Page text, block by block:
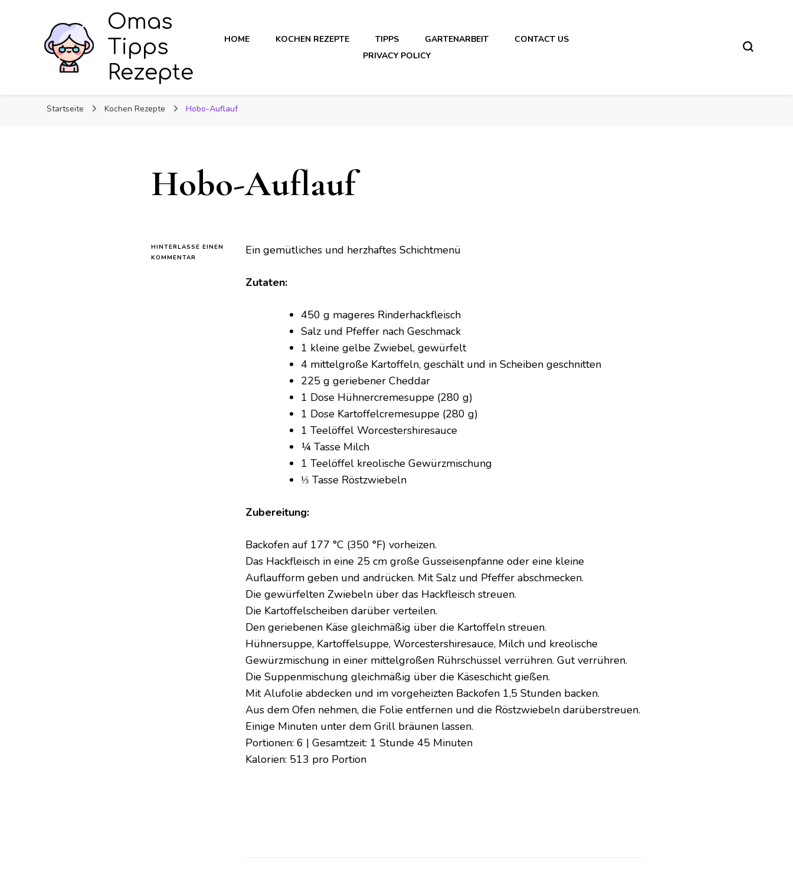
Omas
Tipps
Rezepte
HOME KOCHEN REZEPTE TIPPS GARTENARBEIT
CONTACT US
PRIVACY POLICY
Startseite Kochen Rezepte Hobo-Auflauf
Hobo-Auflauf
HINTERLASSE EINEN
KOMMENTAR
Ein gemütliches und herzhaftes Schichtmenü
Zutaten:
450 g mageres Rinderhackfleisch
Salz und Pfeffer nach Geschmack
1 kleine gelbe Zwiebel, gewürfelt
4 mittelgroße Kartoffeln, geschält und in Scheiben geschnitten
225 g geriebener Cheddar
1 Dose Hühnercremesuppe (280 g)
1 Dose Kartoffelcremesuppe (280 g)
1 Teelöffel Worcestershiresauce
¼ Tasse Milch
1 Teelöffel kreolische Gewürzmischung
⅓ Tasse Röstzwiebeln
Zubereitung:
Backofen auf 177 °C (350 °F) vorheizen.
Das Hackfleisch in eine 25 cm große Gusseisenpfanne oder eine kleine
Auflaufform geben und andrücken. Mit Salz und Pfeffer abschmecken.
Die gewürfelten Zwiebeln über das Hackfleisch streuen.
Die Kartoffelscheiben darüber verteilen.
Den geriebenen Käse gleichmäßig über die Kartoffeln streuen.
Hühnersuppe, Kartoffelsuppe, Worcestershiresauce, Milch und kreolische
Gewürzmischung in einer mittelgroßen Rührschüssel verrühren. Gut verrühren.
Die Suppenmischung gleichmäßig über die Käseschicht gießen.
Mit Alufolie abdecken und im vorgeheizten Backofen 1,5 Stunden backen.
Aus dem Ofen nehmen, die Folie entfernen und die Röstzwiebeln darüberstreuen.
Einige Minuten unter dem Grill bräunen lassen.
Portionen: 6 | Gesamtzeit: 1 Stunde 45 Minuten
Kalorien: 513 pro Portion